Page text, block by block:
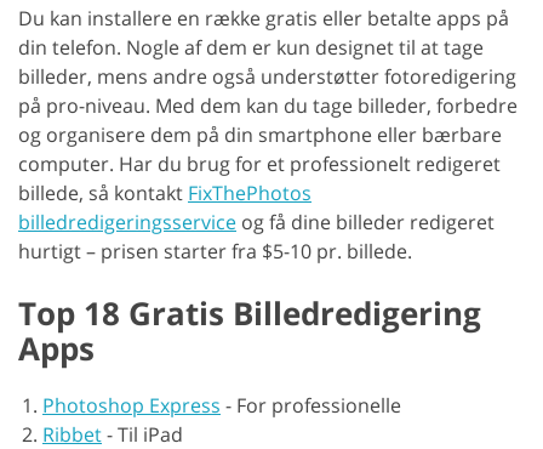
Du kan installere en række gratis eller betalte apps på
din telefon. Nogle af dem er kun designet til at tage
billeder, mens andre også understøtter fotoredigering
på pro-niveau. Med dem kan du tage billeder, forbedre
og organisere dem på din smartphone eller bærbare
computer. Har du brug for et professionelt redigeret
billede, så kontakt FixThePhotos
billedredigeringsservice og få dine billeder redigeret
hurtigt – prisen starter fra $5-10 pr. billede.
Top 18 Gratis Billedredigering
Apps
Photoshop Express - For professionelle
Ribbet-Til iPad